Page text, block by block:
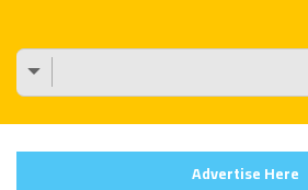
Advertise Here